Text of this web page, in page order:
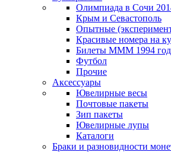
Олимпиада в Сочи
Крым и Севастополь
Опытные
Красивые номера на
Билеты МММ 1994
Футбол
Прочие
Аксессуары
Ювелирные весы
Почтовые пакеты
Зип пакеты
Ювелирные лупы
Каталоги
Браки и разновидности